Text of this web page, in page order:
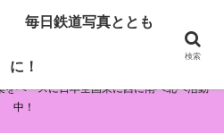
日鉄道写真とともに！
ベースに日本全国東に西に南へ北へ活動
中！
毎日鉄道写真ととも
に！
検索